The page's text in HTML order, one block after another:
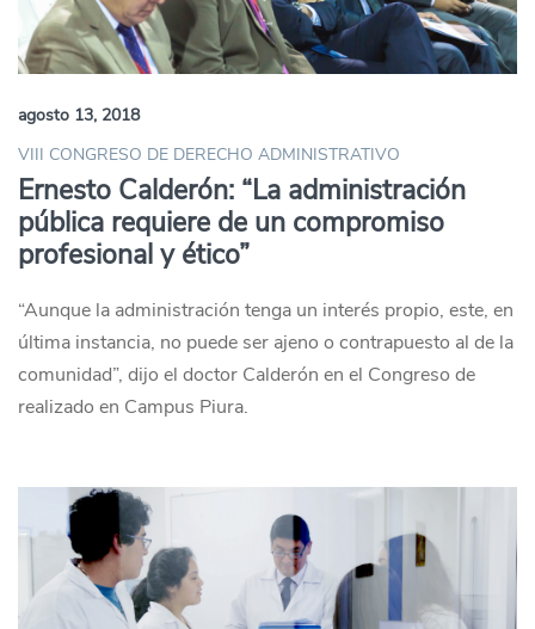
agosto 13, 2018
VIII CONGRESO DE DERECHO ADMINISTRATIVO
Ernesto Calderón: “La administración
pública requiere de un compromiso
profesional y ético”
“Aunque la administración tenga un interés propio, este, en
última instancia, no puede ser ajeno o contrapuesto al de la
comunidad”, dijo el doctor Calderón en el Congreso de
realizado en Campus Piura.